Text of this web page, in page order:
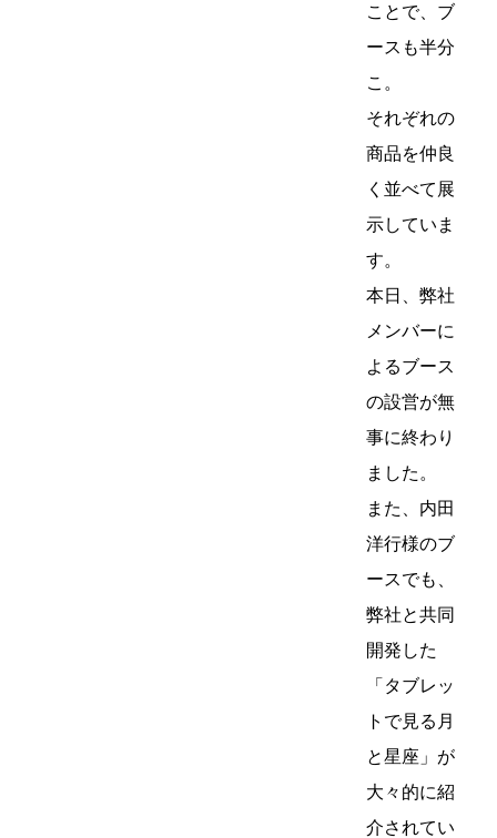
ことで、ブ
ースも半分
こ。
それぞれの
商品を仲良
く並べて展
示していま
す。
本日、弊社
メンバーに
よるブース
の設営が無
事に終わり
ました。
また、内田
洋行様のブ
ースでも、
弊社と共同
開発した
「タブレッ
トで見る月
と星座」が
大々的に紹
介されてい